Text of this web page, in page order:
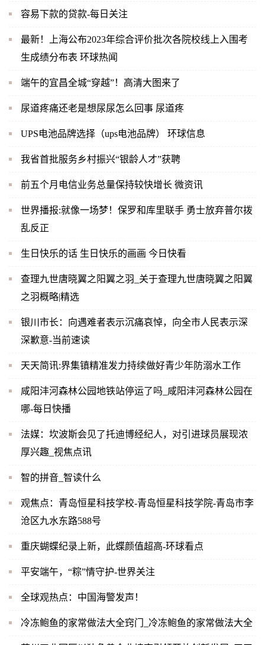
容易下款的贷款-每日关注
最新！上海公布2023年综合评价批次各院校线上入围考
生成绩分布表 环球热闻
端午的宜昌全城“穿越”！高清大图来了
尿道疼痛还老是想尿尿怎么回事 尿道疼
UPS电池品牌选择（ups电池品牌） 环球信息
我省首批服务乡村振兴“银龄人才”获聘
前五个月电信业务总量保持较快增长 微资讯
世界播报:就像一场梦！保罗和库里联手 勇士放弃普尔拨
乱反正
生日快乐的话 生日快乐的画画 今日快看
查理九世唐晓翼之阳翼之羽_关于查理九世唐晓翼之阳翼
之羽概略|精选
银川市长：向遇难者表示沉痛哀悼，向全市人民表示深
深歉意-当前速读
天天简讯:界集镇精准发力持续做好青少年防溺水工作
咸阳沣河森林公园地铁站停运了吗_咸阳沣河森林公园在
哪-每日快播
法媒：坎波斯会见了托迪博经纪人，对引进球员展现浓
厚兴趣_视焦点讯
智的拼音_智读什么
观焦点：青岛恒星科技学校-青岛恒星科技学院-青岛市李
沧区九水东路588号
重庆蝴蝶纪录上新，此蝶颜值超高-环球看点
平安端午，“粽”情守护-世界关注
全球观热点：中国海警发声！
冷冻鲍鱼的家常做法大全窍门_冷冻鲍鱼的家常做法大全